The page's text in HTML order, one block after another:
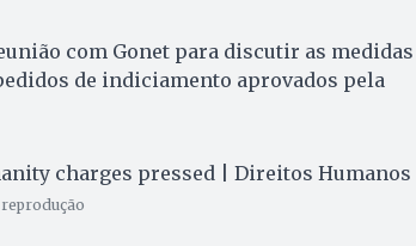
com Gonet para discutir as medidas
de indiciamento aprovados pela